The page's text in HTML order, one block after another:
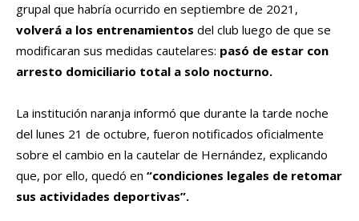
grupal que habría ocurrido en septiembre de 2021,
volverá a los entrenamientos del club luego de que se
modificaran sus medidas cautelares: pasó de estar con
arresto domiciliario total a solo nocturno.
La institución naranja informó que durante la tarde noche
del lunes 21 de octubre, fueron notificados oficialmente
sobre el cambio en la cautelar de Hernández, explicando
que, por ello, quedó en “condiciones legales de retomar
sus actividades deportivas”.